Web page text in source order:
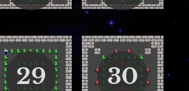
29 30